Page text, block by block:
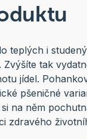
teplých i
Zvýšíte tak
jídel.
pšeničné
na něm
zdravého